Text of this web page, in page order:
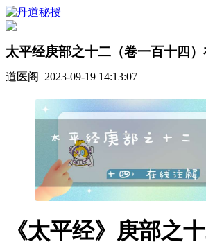
太平经庚部之十二（卷一百十四
道医阁 2023-09-19 14:13:07
《太平经》庚部之